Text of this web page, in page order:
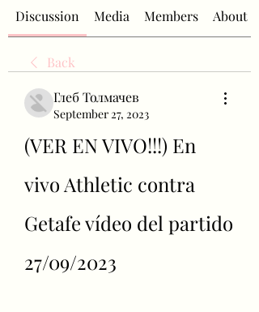
Discussion Media Members About
Back
Глеб Толмачев
September 27, 2023
(VER EN VIVO!!!) En
vivo Athletic contra
Getafe vídeo del partido
27/09/2023